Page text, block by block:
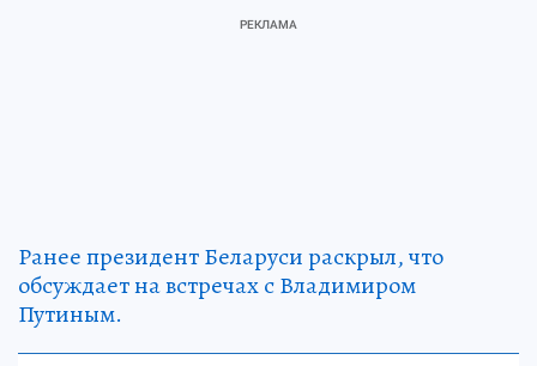
Ранее президент Беларуси раскрыл, что
обсуждает на встречах с Владимиром
Путиным.